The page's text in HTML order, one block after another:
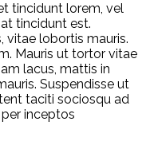
tincidunt lorem, vel
tincidunt est.
vitae lobortis mauris.
Mauris ut tortor vitae
lacus, mattis in
Suspendisse ut
taciti sociosqu ad
inceptos